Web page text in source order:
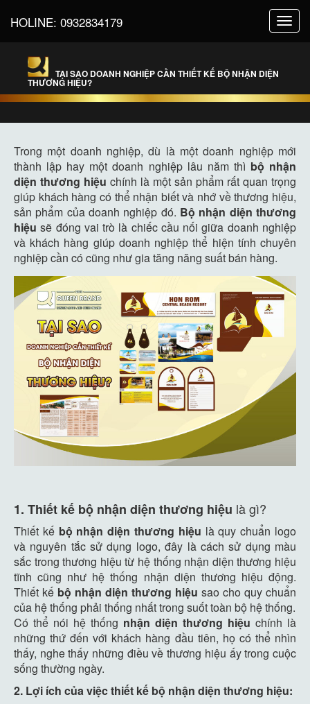
HOLINE: 0932834179
TẠI SAO DOANH NGHIỆP CẦN THIẾT KẾ BỘ NHẬN DIỆN
THƯƠNG HIỆU?
Trong một doanh nghiệp, dù là một doanh nghiệp mới
thành lập hay một doanh nghiệp lâu năm thì bộ nhận
diện thương hiệu chính là một sản phẩm rất quan trọng
giúp khách hàng có thể nhận biết và nhớ về thương hiệu,
sản phẩm của doanh nghiệp đó. Bộ nhận diện thương
hiệu sẽ đóng vai trò là chiếc cầu nối giữa doanh nghiệp
và khách hàng giúp doanh nghiệp thể hiện tính chuyên
nghiệp cần có cũng như gia tăng năng suất bán hàng.
1. Thiết kế bộ nhận diện thương hiệu là gì?
Thiết kế bộ nhận diện thương hiệu là quy chuẩn logo
và nguyên tắc sử dụng logo, đây là cách sử dụng màu
sắc trong thương hiệu từ hệ thống nhận diện thương hiệu
tĩnh cũng như hệ thống nhận diện thương hiệu động.
Thiết kế bộ nhận diện thương hiệu sao cho quy chuẩn
của hệ thống phải thống nhất trong suốt toàn bộ hệ thống.
Có thể nói hệ thống nhận diện thương hiệu chính là
những thứ đến với khách hàng đầu tiên, họ có thể nhìn
thấy, nghe thấy những điều về thương hiệu ấy trong cuộc
sống thường ngày.
2. Lợi ích của việc thiết kế bộ nhận diện thương hiệu: